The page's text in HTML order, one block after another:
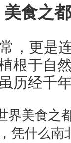
食之
，更是
根于自
历经千